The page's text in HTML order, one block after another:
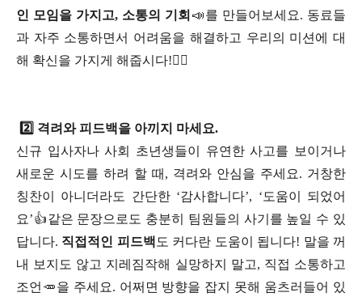
인 모임을 가지고, 소통의 기회 📣를 만들어보세요. 동료들
과 자주 소통하면서 어려움을 해결하고 우리의 미션에 대
해 확신을 가지게 해줍시다!🏃‍♀️
2️⃣ 격려와 피드백을 아끼지 마세요.
신규 입사자나 사회 초년생들이 유연한 사고를 보이거나
새로운 시도를 하려 할 때, 격려와 안심을 주세요. 거창한
칭찬이 아니더라도 간단한 ‘감사합니다’, ‘도움이 되었어
요’👍같은 문장으로도 충분히 팀원들의 사기를 높일 수 있
답니다. 직접적인 피드백 도 커다란 도움이 됩니다! 말을 꺼
내 보지도 않고 지레짐작해 실망하지 말고, 직접 소통하고
조언🥕을 주세요. 어쩌면 방향을 잡지 못해 움츠러들어 있